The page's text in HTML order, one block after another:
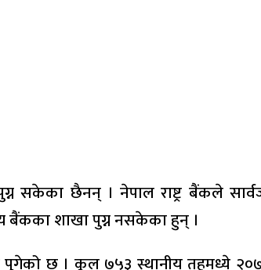
सकेका छैनन् । नेपाल राष्ट्र बैंकले
बैंकका शाखा पुग्न नसकेका हुन् ।
छ । कूल ७५३ स्थानीय तहमध्ये